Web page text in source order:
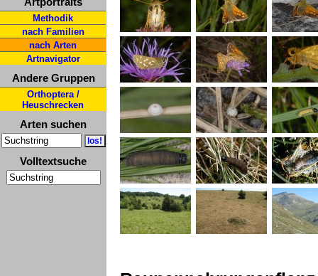
Methodik
nach Familien
nach Arten
Artnavigator
Andere Gruppen
Orthoptera /
Heuschrecken
Arten suchen
Volltextsuche